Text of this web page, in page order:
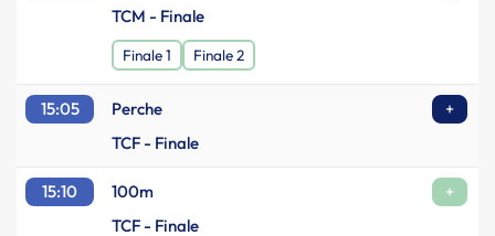
TCM - Finale
Finale 1 Finale 2
15:05 Perche
+
TCF - Finale
15:10 100m
+
TCF - Finale